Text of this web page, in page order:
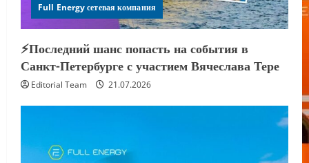
Full Energy сетевая компания
⚡️Последний шанс попасть на события в
Санкт-Петербурге с участием Вячеслава Тере
Editorial Team 21.07.2026